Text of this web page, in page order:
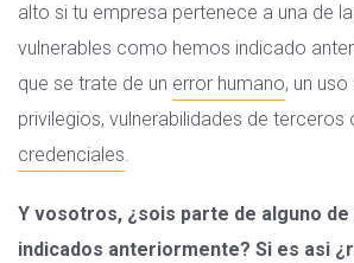
alto si tu empresa pertenece a una de
vulnerables como hemos indicado
que se trate de un error humano, un
privilegios, vulnerabilidades de terceros
credenciales.
Y vosotros, ¿sois parte de alguno
indicados anteriormente? Si es asi